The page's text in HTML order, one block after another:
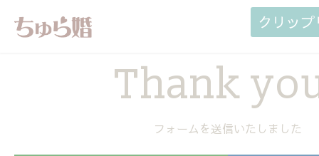
クリッ
Thank
フォームを送信いたしました